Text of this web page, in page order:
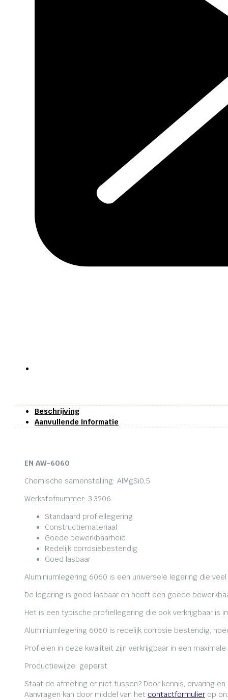
Beschrijving
Aanvullende Informatie
EN AW-6060
Chemische samenstelling: AlMgSi0,5
Werkstofnummer: 3.3206
Standaard profiellegering
Constructiemateriaal
Goede bewerkbaarheid
Redelijk corrosiebestendig
Goed lasbaar
Aluminiumlegering 6060 is een universele legering die
De legering is goed lasbaar en heeft een goede
Het is een typische profiellegering die ook verkrijgbaar is
Aluminiumlegering 6060 is redelijk corrosie bestendig,
Profielen in deze kwaliteit zijn verkrijgbaar in een
Productiewijze: geperst
Staat de afmeting er niet tussen? Door kennis, ervaring
Aanvragen kan door middel van het contactformulier op